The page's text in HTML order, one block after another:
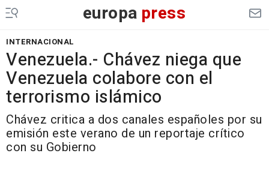
europa press
INTERNACIONAL
Venezuela.- Chávez niega que
Venezuela colabore con el
terrorismo islámico
Chávez critica a dos canales españoles por su
emisión este verano de un reportaje crítico
con su Gobierno